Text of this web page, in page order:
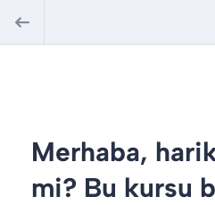
Merhaba,
mi? Bu kursu